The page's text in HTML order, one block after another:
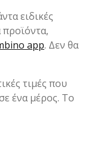
ειδικές
app. Δεν θα
τιμές που
ένα μέρος. Το